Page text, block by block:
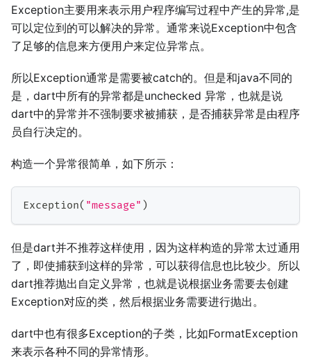
Exception主要用来表示用户程序编写过程中产生的异常,是
可以定位到的可以解决的异常。通常来说Exception中包含
了足够的信息来方便用户来定位异常点。
所以Exception通常是需要被catch的。但是和java不同的
是，dart中所有的异常都是unchecked 异常，也就是说
dart中的异常并不强制要求被捕获，是否捕获异常是由程序
员自行决定的。
构造一个异常很简单，如下所示：
Exception( "message" )
但是dart并不推荐这样使用，因为这样构造的异常太过通用
了，即使捕获到这样的异常，可以获得信息也比较少。所以
dart推荐抛出自定义异常，也就是说根据业务需要去创建
Exception对应的类，然后根据业务需要进行抛出。
dart中也有很多Exception的子类，比如FormatException
来表示各种不同的异常情形。